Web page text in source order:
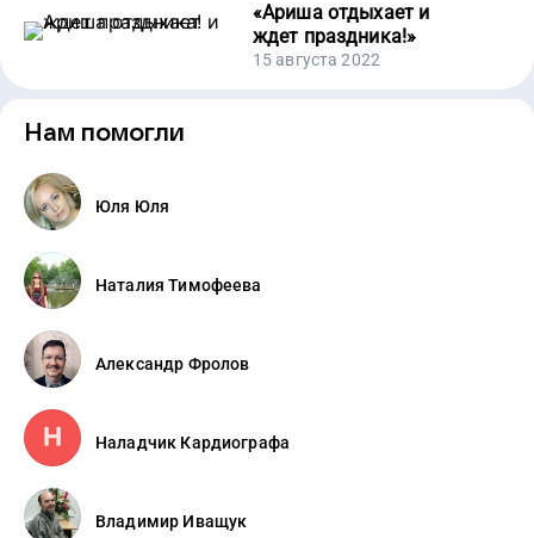
«Ариша отдыхает и
ждет праздника!»
15 августа 2022
Нам помогли
Юля Юля
Наталия Тимофеева
Александр Фролов
Наладчик Кардиографа
Владимир Иващук